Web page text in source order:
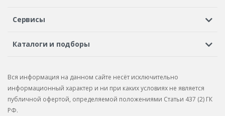
Шины в кредит
Сервисы
Автосервисы
Бонусная программа
Рекламации по услугам
Каталоги и подборы
Подбор запчастей
Каталог запчастей
Вся информация на данном сайте несёт исключительно
информационный характер и ни при каких условиях не является
публичной офертой, определяемой положениями Статьи 437 (2) ГК
РФ.